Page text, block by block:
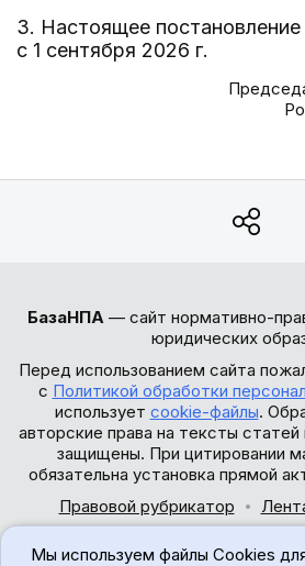
3. Настоящее постановление
с 1 сентября 2026 г.
БазаНПА — сайт нормативно-
юридических
Перед использованием сайта
с Политикой обработки
использует cookie-файлы.
авторские права на тексты
защищены. При цитировании
обязательна установка прямой
Правовой рубрикатор
Мы используем файлы Cookies